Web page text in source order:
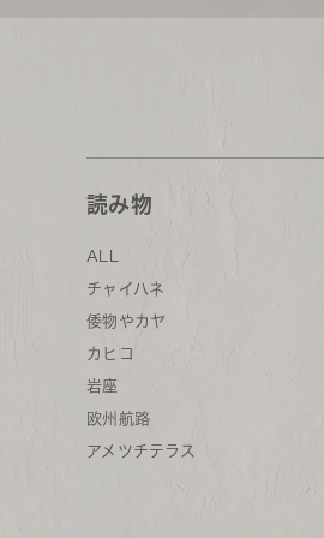
読み物
ALL
チャイハネ
倭物やカヤ
カヒコ
岩座
欧州航路
アメツチテラス